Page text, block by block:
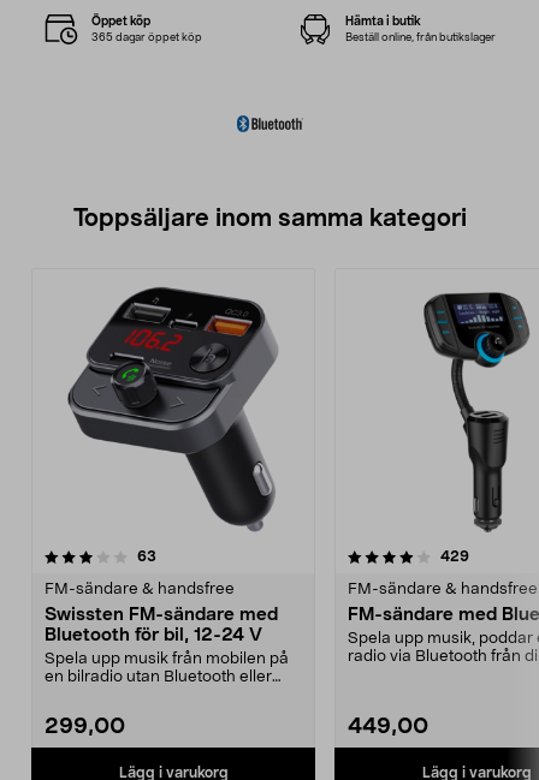
Öppet köp
365 dagar öppet köp
Hämta i butik
Beställ online, från butikslager
Toppsäljare inom samma kategori
63
FM-sändare & handsfree
Swissten FM-sändare med
Bluetooth för bil, 12-24 V
Spela upp musik från mobilen på
en bilradio utan Bluetooth eller
299,00
Lägg i varukorg
4.0 av 5 stjärnor 429
FM-sändare & handsfree
FM-sändare med
Spela upp musik, poddar
radio via Bluetooth från
449,00
Lägg i varukorg
3.5 av 5 stjärnor